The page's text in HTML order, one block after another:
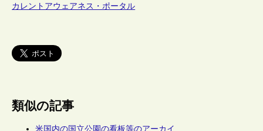
カレントアウェアネス・ポータル
類似の記事
米国内の国立公園の看板等のアーカイ